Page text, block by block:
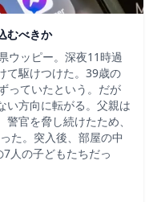
むべきか
ウッピー。深夜11時過
て駆けつけた。39歳の
っていたという。だが
い方向に転がる。父親は
官を脅し続けたため、
た。突入後、部屋の中
人の子どもたちだっ